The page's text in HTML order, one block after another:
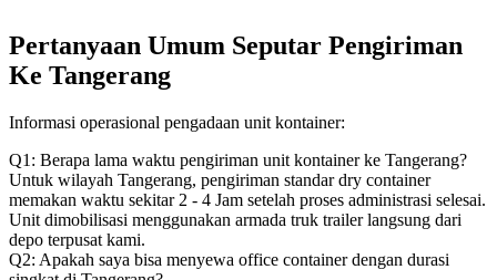
Pertanyaan Umum Seputar Pengiriman
Ke Tangerang
Informasi operasional pengadaan unit kontainer:
Q1: Berapa lama waktu pengiriman unit kontainer ke Tangerang?
Untuk wilayah Tangerang, pengiriman standar dry container
memakan waktu sekitar 2 - 4 Jam setelah proses administrasi selesai.
Unit dimobilisasi menggunakan armada truk trailer langsung dari
depo terpusat kami.
Q2: Apakah saya bisa menyewa office container dengan durasi